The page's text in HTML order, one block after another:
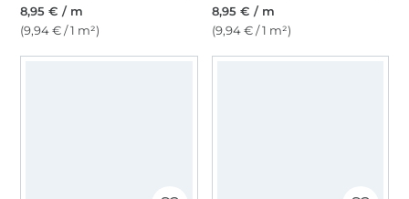
8,95 € / m
(9,94 € / 1 m²)
8,95 € / m
(9,94 € / 1 m²)